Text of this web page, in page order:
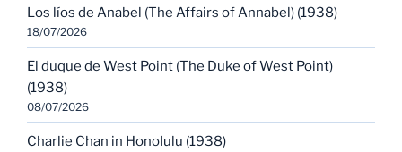
Los líos de Anabel (The Affairs of Annabel) (1938)
18/07/2026
El duque de West Point (The Duke of West Point)
(1938)
08/07/2026
Charlie Chan in Honolulu (1938)